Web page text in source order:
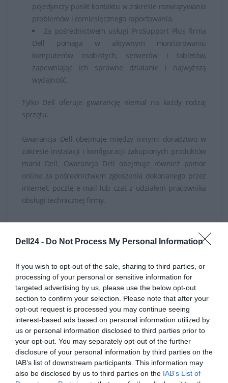
Dell24 - Do Not Process My Personal Information
If you wish to opt-out of the sale, sharing to third parties, or
processing of your personal or sensitive information for
targeted advertising by us, please use the below opt-out
section to confirm your selection. Please note that after your
opt-out request is processed you may continue seeing
interest-based ads based on personal information utilized by
us or personal information disclosed to third parties prior to
your opt-out. You may separately opt-out of the further
disclosure of your personal information by third parties on the
IAB’s list of downstream participants. This information may
also be disclosed by us to third parties on the IAB’s List of
pojedynczy punkt kontaktu w zakresie rozwiązywania
problemów i comiesięcznego raportowania.
Za pośrednictwem usługi ProSupport Plus firma
Dell pomaga w aktywnym monitorowaniu
komputerów osobistych, serwerów i tabletów,
zapewniając ich sprawne działanie i najwyższą
wydajność.
Tylko Dell oferuje gwarancję niemal na każdy rodzaj
sprzętu.
Gwarancja Dell obejmuje między innymi doradztwo w
zakresie instalacji i konfiguracji zakupionych produktów
marki Dell. Gwarancja Dell obejmuje również pomoc
online za pośrednictwem zgłoszenia dokonanego przez
internet, pocztę e-mail lub czat z udziałem pracownika
obsługi technicznej firmy.
Dzięki gwarancji Dell można przeprowadzić diagnostykę
problemów sprzętowych i sposób ich rozwiązania, a w
razie konieczności serwis, naprawę i wymianę
wadliwych części.
Gwarancję w podanej cenie można rozszerzyć razem z
zakupionym sprzętem lub w ciągu 30 dni od momentu
zakupu.
W przypadku chęci rozszerzenia gwarancji po upływie
30 dni od momentu zakupu, kalkulacja wykonywana jest
indywidualnie. Wówczas prosimy o przesłanie numeru
Service Tag urządzenia.